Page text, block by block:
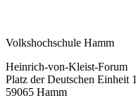
Volkshochschule Hamm
Heinrich-von-Kleist-Forum
Platz der Deutschen Einheit 1
59065 Hamm